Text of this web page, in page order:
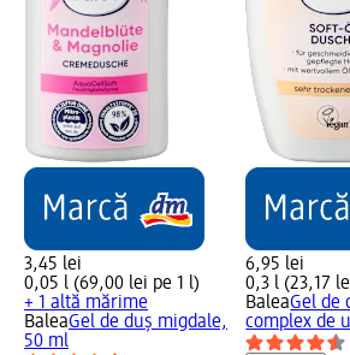
3,45 lei
0,05 l (69,00 lei pe 1 l)
+ 1 altă mărime
BaleaGel de duș migdale,
50 ml
6,95 lei
0,3 l (23,17
BaleaGel de
complex de